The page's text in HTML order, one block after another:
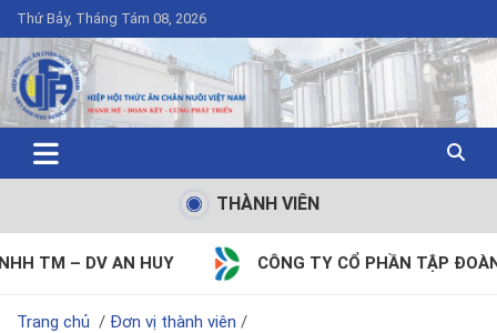
Thứ Bảy, Tháng Tám 08, 2026
THÀNH VIÊN
AN HUY CÔNG TY CỔ PHẦN TẬP ĐOÀN DABACO
Trang chủ
Đơn vị thành viên